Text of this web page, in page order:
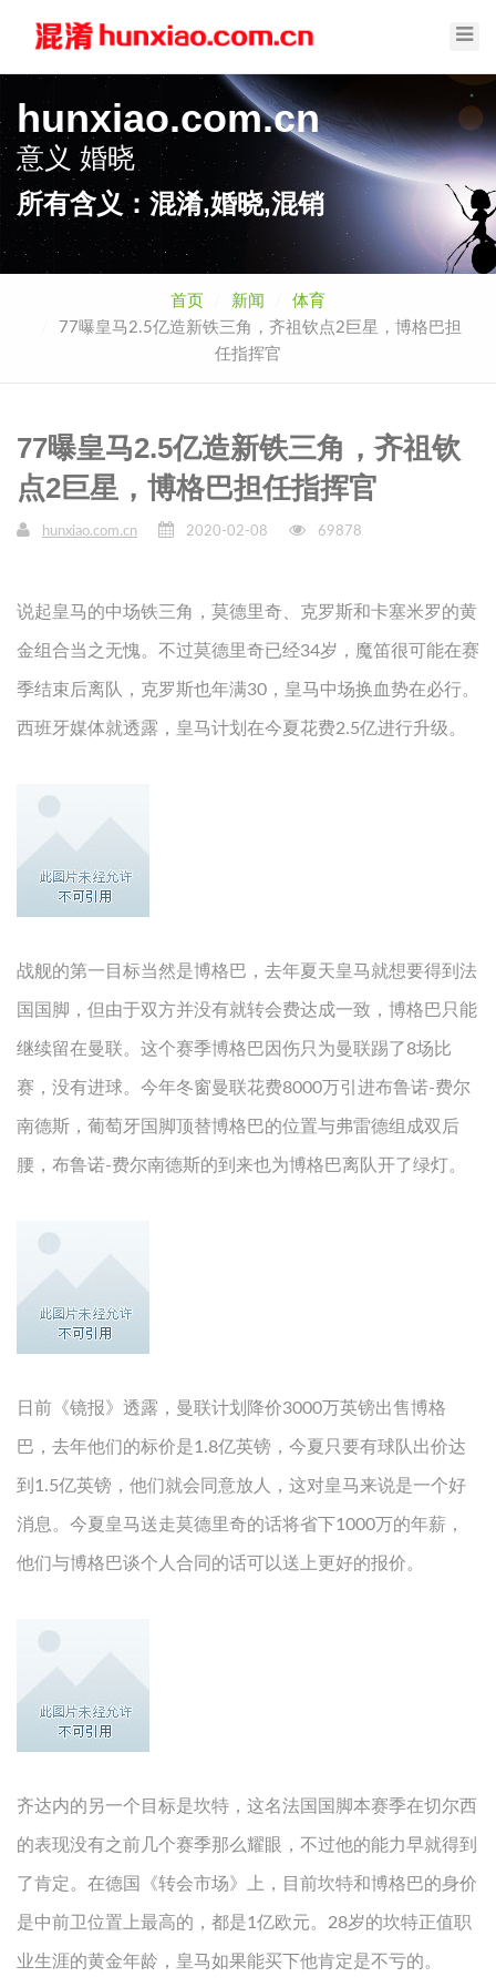
hunxiao.com.cn
意义婚晓
所有含义：混淆,婚晓,混销
首页 新闻
体育
77曝皇马2.5亿造新铁三角，齐祖钦点2巨星，博格巴担
任指挥官
77曝皇马2.5亿造新铁三角，齐祖钦
点2巨星，博格巴担任指挥官
hunxiao.com.cn 2020-02-08 69878
说起皇马的中场铁三角，莫德里奇、克罗斯和卡塞米罗的黄
金组合当之无愧。不过莫德里奇已经34岁，魔笛很可能在赛
季结束后离队，克罗斯也年满30，皇马中场换血势在必行。
西班牙媒体就透露，皇马计划在今夏花费2.5亿进行升级。
战舰的第一目标当然是博格巴，去年夏天皇马就想要得到法
国国脚，但由于双方并没有就转会费达成一致，博格巴只能
继续留在曼联。这个赛季博格巴因伤只为曼联踢了8场比
赛，没有进球。今年冬窗曼联花费8000万引进布鲁诺-费尔
南德斯，葡萄牙国脚顶替博格巴的位置与弗雷德组成双后
腰，布鲁诺-费尔南德斯的到来也为博格巴离队开了绿灯。
日前《镜报》透露，曼联计划降价3000万英镑出售博格
巴，去年他们的标价是1.8亿英镑，今夏只要有球队出价达
到1.5亿英镑，他们就会同意放人，这对皇马来说是一个好
消息。今夏皇马送走莫德里奇的话将省下1000万的年薪，
他们与博格巴谈个人合同的话可以送上更好的报价。
齐达内的另一个目标是坎特，这名法国国脚本赛季在切尔西
的表现没有之前几个赛季那么耀眼，不过他的能力早就得到
了肯定。在德国《转会市场》上，目前坎特和博格巴的身价
是中前卫位置上最高的，都是1亿欧元。28岁的坎特正值职
业生涯的黄金年龄，皇马如果能买下他肯定是不亏的。